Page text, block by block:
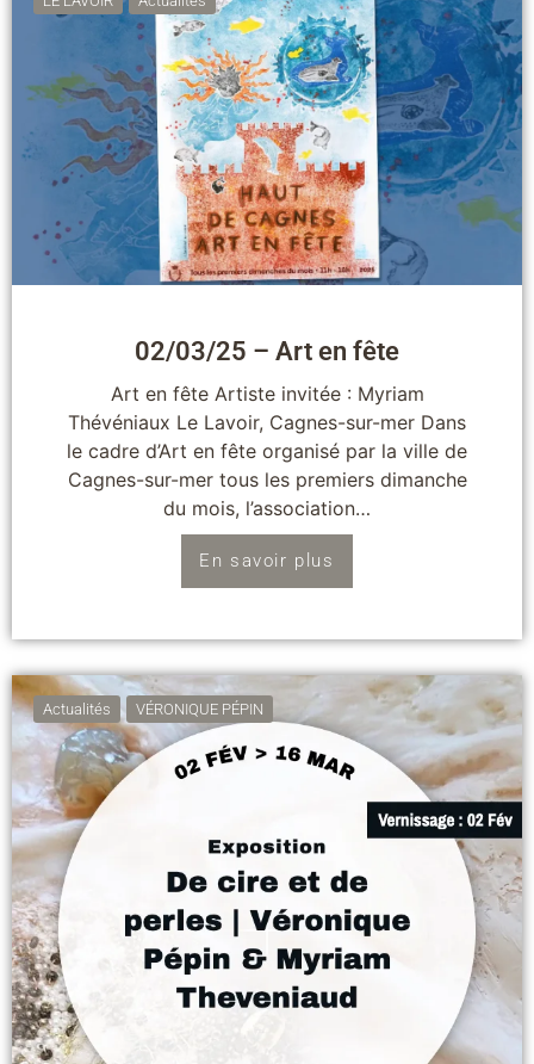
02/03/25 – Art en fête
Art en fête Artiste invitée : Myriam
Thévéniaux Le Lavoir, Cagnes-sur-mer Dans
le cadre d’Art en fête organisé par la ville de
Cagnes-sur-mer tous les premiers dimanche
du mois, l’association…
En savoir plus
Actualités VÉRONIQUE PÉPIN